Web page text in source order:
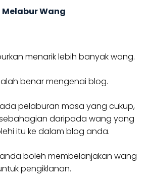
Melabur Wang
menarik lebih banyak wang.
benar mengenai blog.
pelaburan masa yang cukup,
daripada wang yang
itu ke dalam blog anda.
boleh membelanjakan wang
pengiklanan.